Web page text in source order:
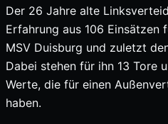
Der 26 Jahre alte
Erfahrung aus 106 Einsätzen
MSV Duisburg und zuletzt
Dabei stehen für ihn 13 Tore
Werte, die für einen
haben.